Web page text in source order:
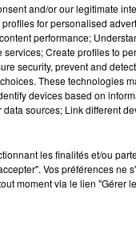
and/or our legitimate
for personalised
performance;
Create profiles to
security, prevent and
These technologies
devices based on
sources; Link different
les finalités et/ou
Vos préférences ne
moment via le lien "Gérer